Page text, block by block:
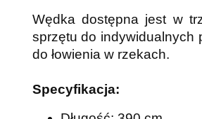
Wędka dostępna jest w
sprzętu do indywidualnych
do łowienia w rzekach.
Specyfikacja: